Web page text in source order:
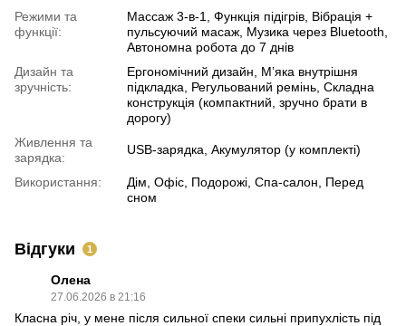
Режими та
функції:
Массаж 3-в-1, Функція підігрів, Вібрація +
пульсуючий масаж, Музика через Bluetooth,
Автономна робота до 7 днів
Дизайн та
зручність:
Ергономічний дизайн, М’яка внутрішня
підкладка, Регульований ремінь, Складна
конструкція (компактний, зручно брати в
дорогу)
Живлення та
зарядка:
USB-зарядка, Акумулятор (у комплекті)
Використання:
Дім, Офіс, Подорожі, Спа-салон, Перед
сном
Відгуки 1
Олена
27.06.2026 в 21:16
Класна річ, у мене після сильної спеки сильні припухлість під